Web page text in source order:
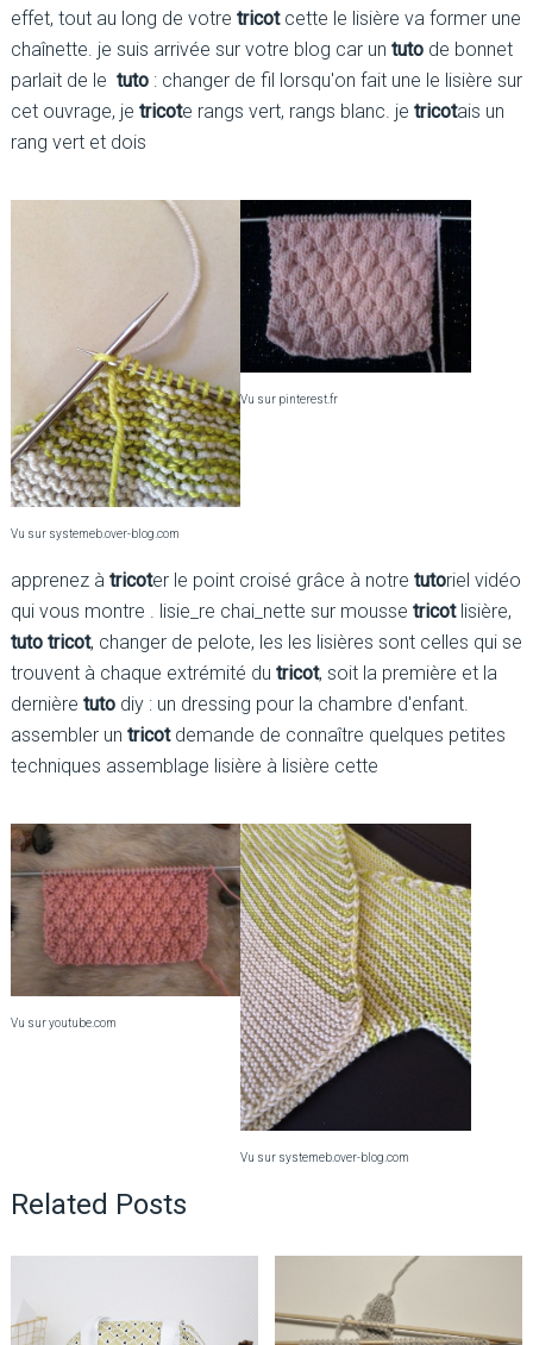
effet, tout au long de votre tricotcette le lisière va former une
chaînette. je suis arrivée sur votre blog car un tutode bonnet
parlait de le tuto: changer de fil lorsqu'on fait une le lisière sur
cet ouvrage, je tricote rangs vert, rangs blanc. je tricotais un
rang vert et dois
Vu sur systemeb.over-blog.com
Vu sur pinterest.fr
apprenez à tricoter le point croisé grâce à notre tutoriel vidéo
qui vous montre . lisie_re chai_nette sur mousse tricotlisière,
tuto tricot, changer de pelote, les les lisières sont celles qui se
trouvent à chaque extrémité du tricot, soit la première et la
dernière tutodiy : un dressing pour la chambre d'enfant.
assembler un tricotdemande de connaître quelques petites
techniques assemblage lisière à lisière cette
Vu sur youtube.com
Vu sur systemeb.over-blog.com
Related Posts